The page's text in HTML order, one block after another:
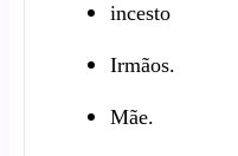
incesto
Irmãos.
Mãe.